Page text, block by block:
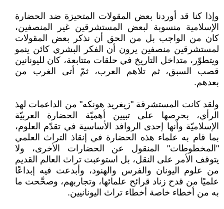
وإذا كنا قد أوردنا بعض المقولات المتحيزة ضد الحضارة
الإسلامية منسوبة لبعض المستشرقين غير المنصفين،
كان من الواجب بل من الحق أن نذكر بعض المقولات
لمستشرقين منصفين يرون أن الفكر البشري كائن ينمو
ويتطوّر، متداخل التاريخ في حلقات متتابعة، كان لليونانين
قصب السبق، ثم تلاهم العرب، ثمّ أتى الغرب من
بعدهم.
ولقد كانت المستشرقة "زيغريد هونكه" من الداعمات لهذ
الرأي، بحرصها على تبيين أهميّة الحضارة العربيّة
الإسلاميّة وأنها إحدى الروافد الأساسية في تقدّم العلوم،
بما قام به علماء هذه الحضارة في إنقاذ التراث العلمي
"المخطوطات" المنقول عن الحضارات الأخرى، ولا
يتوقف الأمر على النقل، بل استوعبت تراث العالم القديم
من علوم اليونان والفرس والهنود، وأبدعت فيه إبداعًا
علميًا من قدح زناد قرائح علمائها، وتجاربهم، وصحَّحت ما
به من أخطاء خاصة أخطاء تراث اليونانيين.